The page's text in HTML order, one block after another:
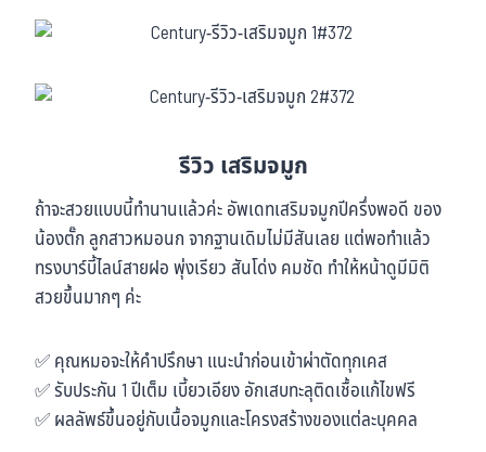
รีวิว เสริมจมูก
ถ้าจะสวยแบบนี้ทำนานแล้วค่ะ อัพเดทเสริมจมูกปีครึ่งพอดี ของ
น้องตั๊ก ลูกสาวหมอนก จากฐานเดิมไม่มีสันเลย แต่พอทำแล้ว
ทรงบาร์บี้ไลน์สายฝอ พุ่งเรียว สันโด่ง คมชัด ทำให้หน้าดูมีมิติ
สวยขึ้นมากๆ ค่ะ
✅ คุณหมอจะให้คำปรึกษา แนะนำก่อนเข้าผ่าตัดทุกเคส
✅ รับประกัน 1 ปีเต็ม เบี้ยวเอียง อักเสบทะลุติดเชื้อแก้ไขฟรี
✅ ผลลัพธ์ขึ้นอยู่กับเนื้อจมูกและโครงสร้างของแต่ละบุคคล